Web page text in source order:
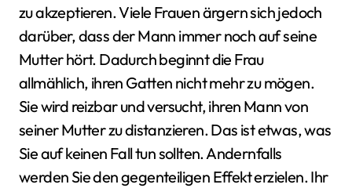
zu akzeptieren. Viele Frauen ärgern sich jedoch
darüber, dass der Mann immer noch auf seine
Mutter hört. Dadurch beginnt die Frau
allmählich, ihren Gatten nicht mehr zu mögen.
Sie wird reizbar und versucht, ihren Mann von
seiner Mutter zu distanzieren. Das ist etwas, was
Sie auf keinen Fall tun sollten. Andernfalls
werden Sie den gegenteiligen Effekt erzielen. Ihr